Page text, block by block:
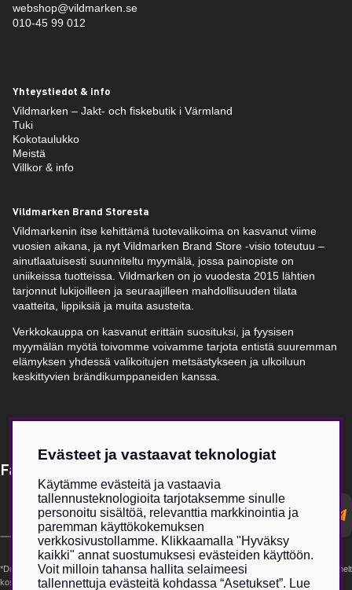
webshop@vildmarken.se
010-45 99 012
Yhteystiedot & info
Vildmarken – Jakt- och fiskebutik i Värmland
Tuki
Kokotaulukko
Meistä
Villkor & info
Vildmarken Brand Storesta
Vildmarkenin itse kehittämä tuotevalikoima on kasvanut viime
vuosien aikana, ja nyt Vildmarken Brand Store -visio toteutuu –
ainutlaatuisesti suunniteltu myymälä, jossa painopiste on
uniikeissa tuotteissa. Vildmarken on jo vuodesta 2015 lähtien
tarjonnut lukijoilleen ja seuraajilleen mahdollisuuden tilata
vaatteita, lippiksiä ja muita asusteita.
Verkkokauppa on kasvanut erittäin suosituksi, ja fyysisen
myymälän myötä toivomme voivamme tarjota entistä suuremman
elämyksen yhdessä valikoitujen metsästykseen ja ulkoiluun
keskittyvien brändikumppaneiden kanssa.
Få Magasin Vildmarken direkt till din e-post!*
postadress
*Du kan även få erbjudanden och nyheter från samarbetspartners. Din prenumeration är helt
kostnadsfri och kan avslutas när som helst.
Evästeet ja vastaavat teknologiat
Käytämme evästeitä ja vastaavia
tallennusteknologioita tarjotaksemme sinulle
personoitu sisältöä, relevanttia markkinointia ja
paremman käyttökokemuksen
verkkosivustollamme. Klikkaamalla "Hyväksy
kaikki" annat suostumuksesi evästeiden käyttöön.
Voit milloin tahansa hallita selaimeesi
tallennettuja evästeitä kohdassa “Asetukset”. Lue